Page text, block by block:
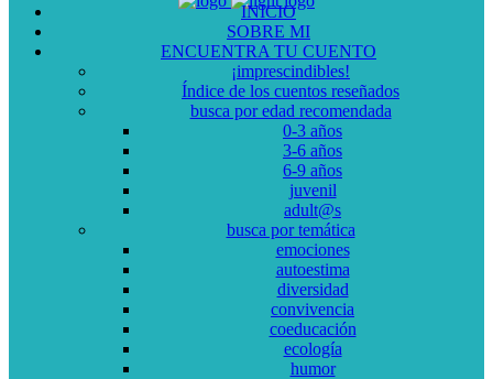
INICIO
SOBRE MI
ENCUENTRA TU CUENTO
¡imprescindibles!
Índice de los cuentos reseñados
busca por edad recomendada
0-3 años
3-6 años
6-9 años
juvenil
adult@s
busca por temática
emociones
autoestima
diversidad
convivencia
coeducación
ecología
humor